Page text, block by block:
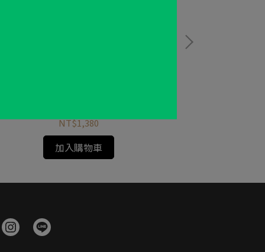
NT$1,380
加入購物車